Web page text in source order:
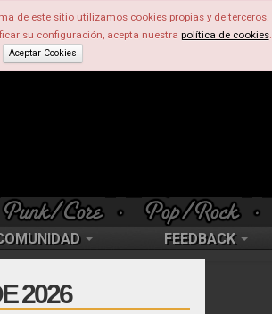
de este sitio utilizamos cookies propias y de terceros.
su configuración, acepta nuestra política de cookies.
Aceptar Cookies
FEEDBACK
2026